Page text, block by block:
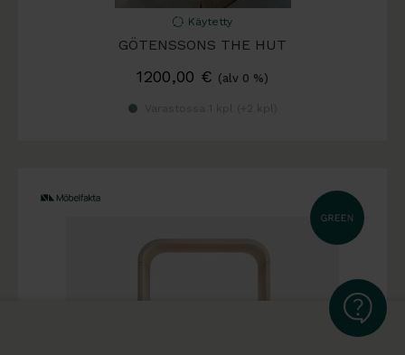
Käytetty
GÖTENSSONS THE HUT
1200,00 € (alv 0 %)